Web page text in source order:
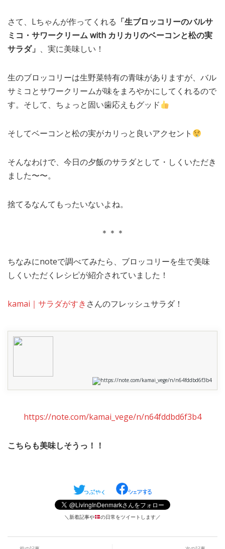
さて、Lちゃんが作ってくれる 「生ブロッコリーのバルサ
ミコ・サワークリームwith カリカリのベーコンと松の実
サラダ」 、実に美味しい！
生のブロッコリーは生野菜特有の青味がありますが、バル
サミコとサワークリームが味をまろやかにしてくれるので
す。そして、ちょっと固い歯応えもグッド
そしてベーコンと松の実がカリっと良いアクセント
そんなわけで、今日の夕飯のサラダとして・しくいただき
ました〜〜。
捨てるなんてもったいないよね。
＊＊＊
ちなみにnoteで調べてみたら、ブロッコリーを生で美味
しくいただくレシピが紹介されていました！
kamai｜サラダがすき さんのフレッシュサラダ！
https://note.com/kamai_vege/n/n64fddbd6f3b4
https://note.com/kamai_vege/n/n64fddbd6f3b4
こちらも美味しそうっ！！
＼新着記事や の日常をツイートします／